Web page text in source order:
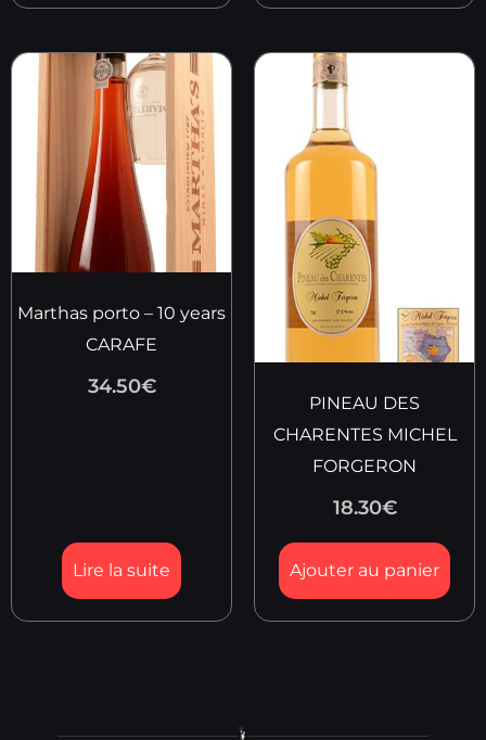
Marthas porto – 10 years
CARAFE
34.50€
Lire la suite
PINEAU DES
CHARENTES MICHEL
FORGERON
18.30€
Ajouter au panier